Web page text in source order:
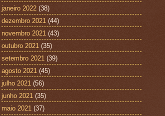
janeiro 2022 (38)
dezembro 2021 (44)
novembro 2021 (43)
outubro 2021 (35)
setembro 2021 (39)
agosto 2021 (45)
julho 2021 (56)
junho 2021 (35)
maio 2021 (37)